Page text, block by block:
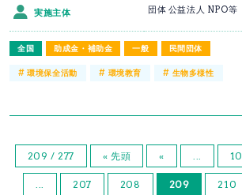
全国 助成金・補助金 一般 民間団体
実施主体 団体 公益法人 NPO等
#環境保全活動 # 環境教育 # 生物多様性
209 / 277 « 先頭 « ... 10
... 207 208 209 210